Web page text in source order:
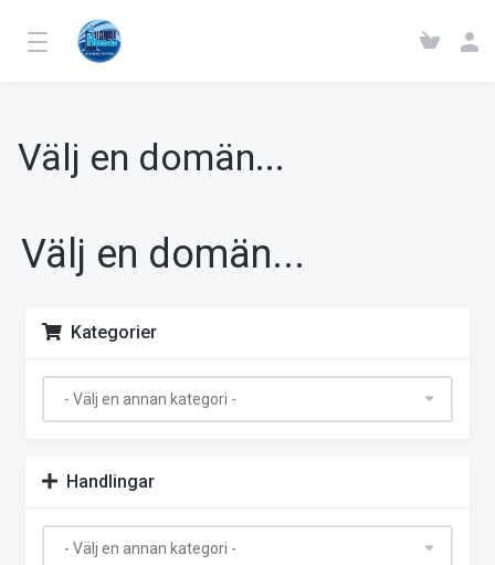
Välj en domän...
Välj en domän...
Kategorier
Handlingar